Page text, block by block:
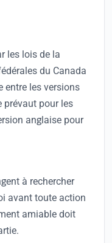
les lois de la
du Canada
entre les versions
prévaut pour les
anglaise pour
à rechercher
avant toute action
amiable doit